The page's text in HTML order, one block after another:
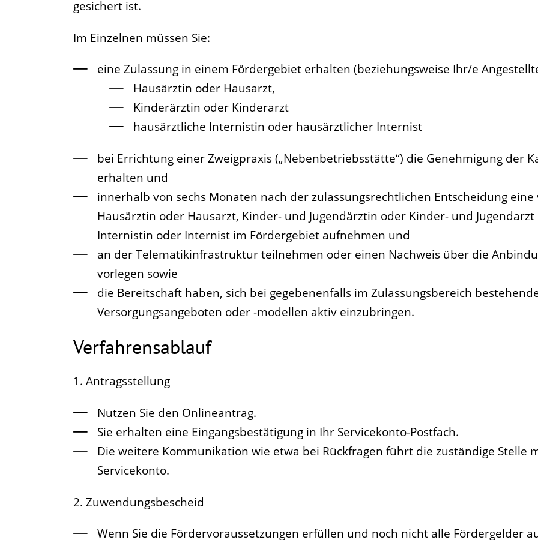
gesichert ist.
Im Einzelnen müssen Sie:
eine Zulassung in einem Fördergebiet erhalten (beziehungsweise Ihr/e
Hausärztin oder Hausarzt,
Kinderärztin oder Kinderarzt
hausärztliche Internistin oder hausärztlicher Internist
bei Errichtung einer Zweigpraxis („Nebenbetriebsstätte“) die Genehmigung der
erhalten und
innerhalb von sechs Monaten nach der zulassungsrechtlichen Entscheidung
Hausärztin oder Hausarzt, Kinder- und Jugendärztin oder Kinder- und
Internistin oder Internist im Fördergebiet aufnehmen und
an der Telematikinfrastruktur teilnehmen oder einen Nachweis über die
vorlegen sowie
die Bereitschaft haben, sich bei gegebenenfalls im Zulassungsbereich
Versorgungsangeboten oder -modellen aktiv einzubringen.
Verfahrensablauf
1. Antragsstellung
Nutzen Sie den Onlineantrag.
Sie erhalten eine Eingangsbestätigung in Ihr Servicekonto-Postfach.
Die weitere Kommunikation wie etwa bei Rückfragen führt die zuständige Stelle
Servicekonto.
2. Zuwendungsbescheid
Wenn Sie die Fördervoraussetzungen erfüllen und noch nicht alle Fördergelder